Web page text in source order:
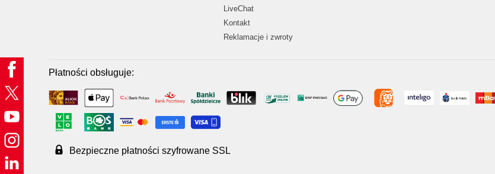
LiveChat
Kontakt
Reklamacje i zwroty
Płatności obsługuje:
Bezpieczne płatności szyfrowane SSL